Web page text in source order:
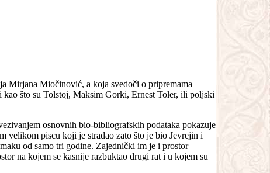
Mirjana Miočinović, a koja svedoči o pripremama
kao što su Tolstoj, Maksim Gorki, Ernest Toler, ili poljski
osnovnih bio-bibliografskih podataka pokazuje
velikom piscu koji je stradao zato što je bio Jevrejin i
od samo tri godine. Zajednički im je i prostor
na kojem se kasnije razbuktao drugi rat i u kojem su